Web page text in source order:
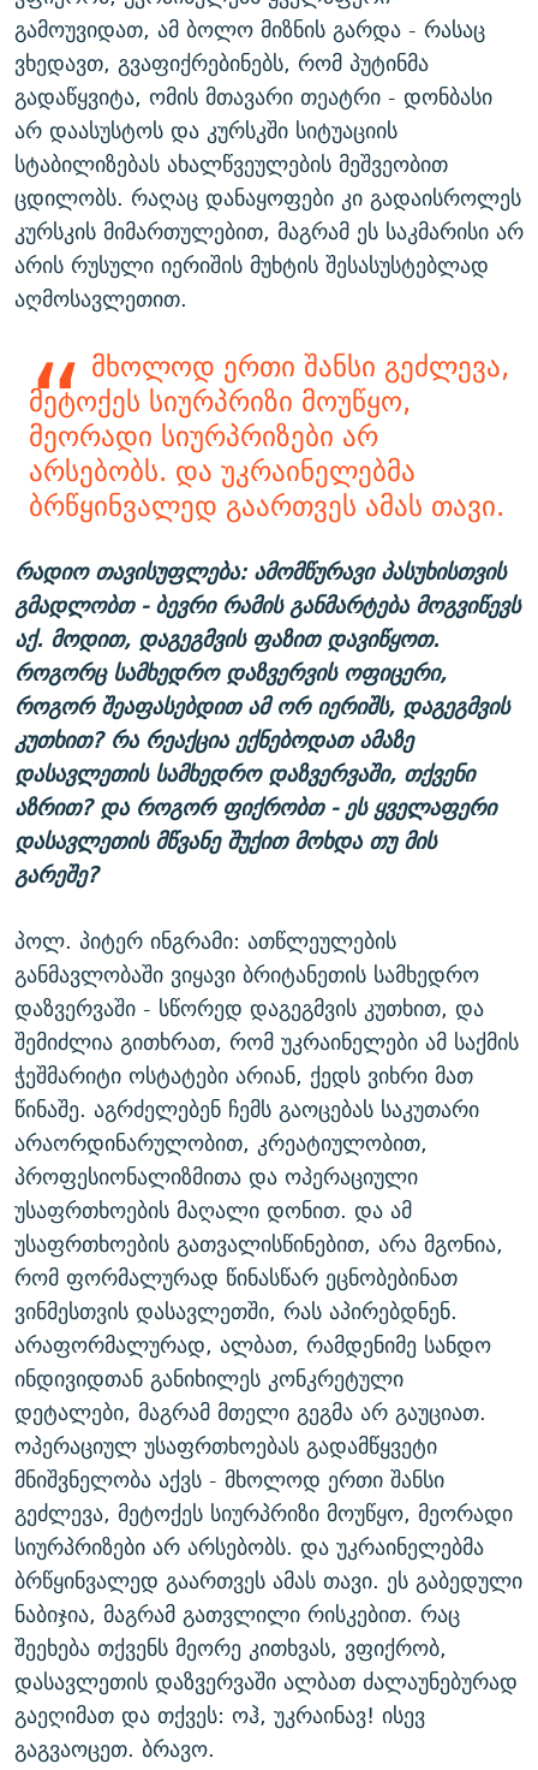
გამოუვიდათ, ამ ბოლო მიზნის გარდა - რასაც
ვხედავთ, გვაფიქრებინებს, რომ პუტინმა
გადაწყვიტა, ომის მთავარი თეატრი - დონბასი
არ დაასუსტოს და კურსკში სიტუაციის
სტაბილიზებას ახალწვეულების მეშვეობით
ცდილობს. რაღაც დანაყოფები კი გადაისროლეს
კურსკის მიმართულებით, მაგრამ ეს საკმარისი არ
არის რუსული იერიშის მუხტის შესასუსტებლად
აღმოსავლეთით.
მხოლოდ ერთი შანსი გეძლევა,
მეტოქეს სიურპრიზი მოუწყო,
მეორადი სიურპრიზები არ
არსებობს. და უკრაინელებმა
ბრწყინვალედ გაართვეს ამას თავი.
რადიო თავისუფლება: ამომწურავი პასუხისთვის
გმადლობთ - ბევრი რამის განმარტება მოგვიწევს
აქ. მოდით, დაგეგმვის ფაზით დავიწყოთ.
როგორც სამხედრო დაზვერვის ოფიცერი,
როგორ შეაფასებდით ამ ორ იერიშს, დაგეგმვის
კუთხით? რა რეაქცია ექნებოდათ ამაზე
დასავლეთის სამხედრო დაზვერვაში, თქვენი
აზრით? და როგორ ფიქრობთ - ეს ყველაფერი
დასავლეთის მწვანე შუქით მოხდა თუ მის
გარეშე?
პოლ. პიტერ ინგრამი: ათწლეულების
განმავლობაში ვიყავი ბრიტანეთის სამხედრო
დაზვერვაში - სწორედ დაგეგმვის კუთხით, და
შემიძლია გითხრათ, რომ უკრაინელები ამ საქმის
ჭეშმარიტი ოსტატები არიან, ქედს ვიხრი მათ
წინაშე. აგრძელებენ ჩემს გაოცებას საკუთარი
არაორდინარულობით, კრეატიულობით,
პროფესიონალიზმითა და ოპერაციული
უსაფრთხოების მაღალი დონით. და ამ
უსაფრთხოების გათვალისწინებით, არა მგონია,
რომ ფორმალურად წინასწარ ეცნობებინათ
ვინმესთვის დასავლეთში, რას აპირებდნენ.
არაფორმალურად, ალბათ, რამდენიმე სანდო
ინდივიდთან განიხილეს კონკრეტული
დეტალები, მაგრამ მთელი გეგმა არ გაუციათ.
ოპერაციულ უსაფრთხოებას გადამწყვეტი
მნიშვნელობა აქვს - მხოლოდ ერთი შანსი
გეძლევა, მეტოქეს სიურპრიზი მოუწყო, მეორადი
სიურპრიზები არ არსებობს. და უკრაინელებმა
ბრწყინვალედ გაართვეს ამას თავი. ეს გაბედული
ნაბიჯია, მაგრამ გათვლილი რისკებით. რაც
შეეხება თქვენს მეორე კითხვას, ვფიქრობ,
დასავლეთის დაზვერვაში ალბათ ძალაუნებურად
გაეღიმათ და თქვეს: ოჰ, უკრაინავ! ისევ
გაგვაოცეთ. ბრავო.